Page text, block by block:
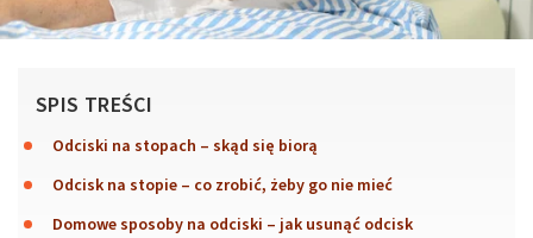
SPIS TREŚCI
Odciski na stopach – skąd się biorą
Odcisk na stopie – co zrobić, żeby go nie mieć
Domowe sposoby na odciski – jak usunąć odcisk